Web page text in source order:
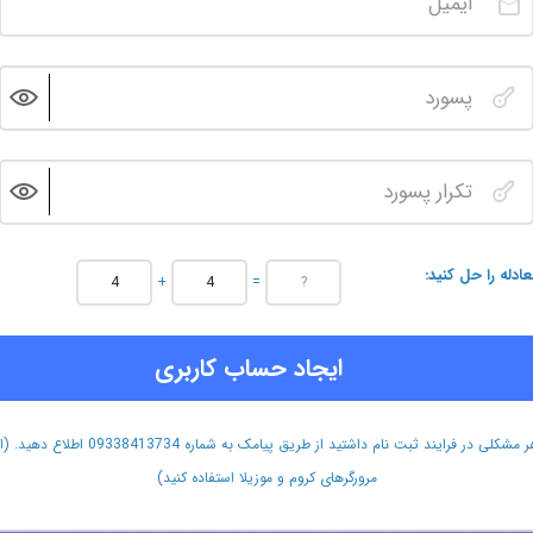
را حل کنید + =
ایجاد حساب کاربری
هر مشکلی در فرایند ثبت نام داشتید از طریق پیامک به شماره 09338413734 اطلاع
مرورگرهای کروم و موزیلا استفاده کنید)